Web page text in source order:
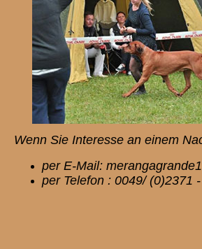
Wenn Sie Interesse an einem
per E-Mail:
per Telefon : 0049/ (0)2371